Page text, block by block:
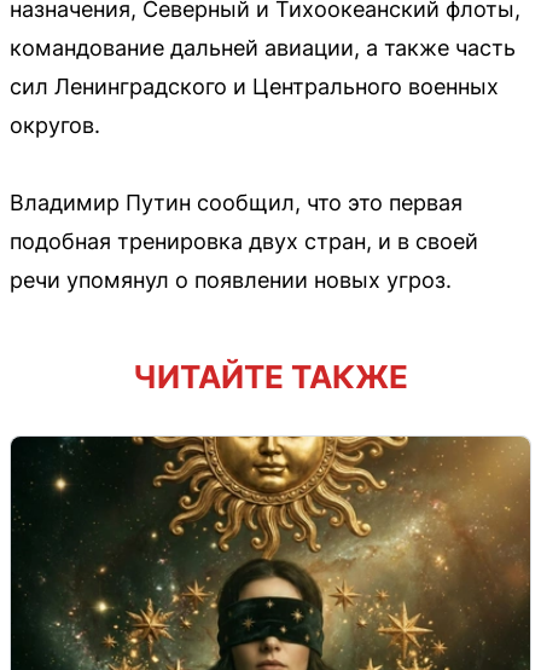
назначения, Северный и Тихоокеанский флоты,
командование дальней авиации, а также часть
сил Ленинградского и Центрального военных
округов.
Владимир Путин сообщил, что это первая
подобная тренировка двух стран, и в своей
речи упомянул о появлении новых угроз.
ЧИТАЙТЕ ТАКЖЕ